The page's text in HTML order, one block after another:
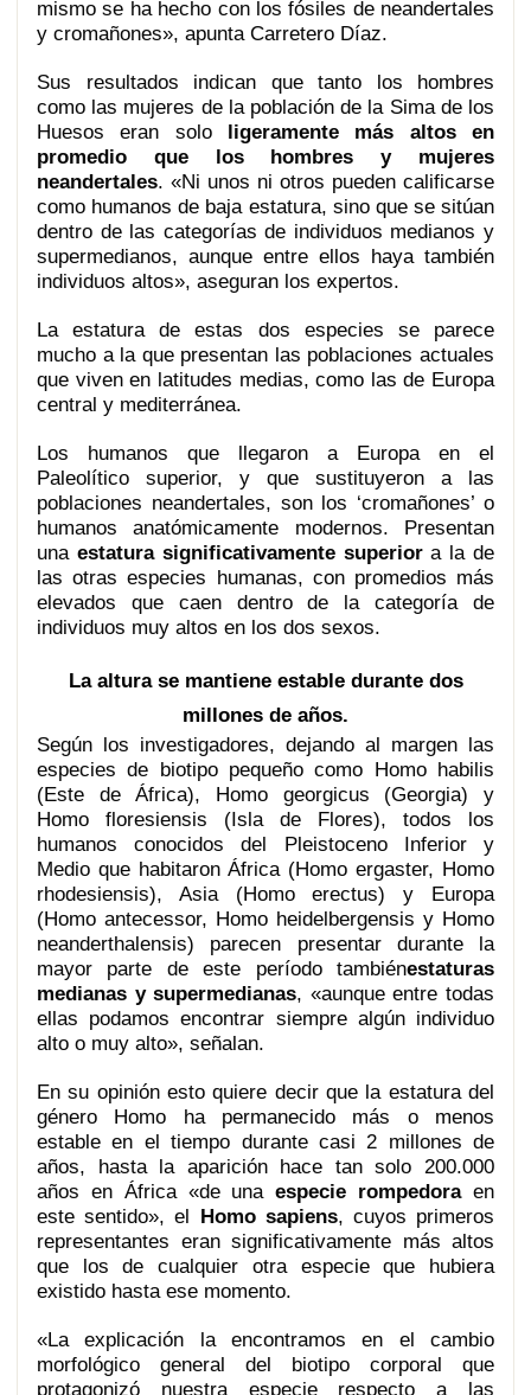
mismo se ha hecho con los fósiles de neandertales
y cromañones», apunta Carretero Díaz.
Sus resultados indican que tanto los hombres
como las mujeres de la población de la Sima de los
Huesos eran solo ligeramente más altos en
promedio que los hombres y mujeres
neandertales. «Ni unos ni otros pueden calificarse
como humanos de baja estatura, sino que se sitúan
dentro de las categorías de individuos medianos y
supermedianos, aunque entre ellos haya también
individuos altos», aseguran los expertos.
La estatura de estas dos especies se parece
mucho a la que presentan las poblaciones actuales
que viven en latitudes medias, como las de Europa
central y mediterránea.
Los humanos que llegaron a Europa en el
Paleolítico superior, y que sustituyeron a las
poblaciones neandertales, son los ‘cromañones’ o
humanos anatómicamente modernos. Presentan
una estatura significativamente superiora la de
las otras especies humanas, con promedios más
elevados que caen dentro de la categoría de
individuos muy altos en los dos sexos.
La altura se mantiene estable durante dos
millones de años.
Según los investigadores, dejando al margen las
especies de biotipo pequeño como Homo habilis
(Este de África), Homo georgicus (Georgia) y
Homo floresiensis (Isla de Flores), todos los
humanos conocidos del Pleistoceno Inferior y
Medio que habitaron África (Homo ergaster, Homo
rhodesiensis), Asia (Homo erectus) y Europa
(Homo antecessor, Homo heidelbergensis y Homo
neanderthalensis) parecen presentar durante la
mayor parte de este período tambiénestaturas
medianas y supermedianas, «aunque entre todas
ellas podamos encontrar siempre algún individuo
alto o muy alto», señalan.
En su opinión esto quiere decir que la estatura del
género Homo ha permanecido más o menos
estable en el tiempo durante casi 2 millones de
años, hasta la aparición hace tan solo 200.000
años en África «de unaespecie rompedoraen
este sentido», el Homo sapiens, cuyos primeros
representantes eran significativamente más altos
que los de cualquier otra especie que hubiera
existido hasta ese momento.
«La explicación la encontramos en el cambio
morfológico general del biotipo corporal que
protagonizó nuestra especie respecto a las